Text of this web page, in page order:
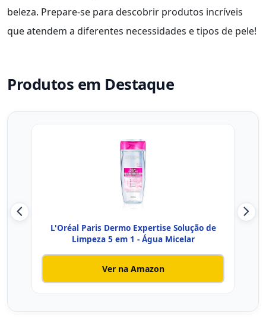
beleza. Prepare-se para descobrir produtos incríveis
que atendem a diferentes necessidades e tipos de pele!
Produtos em Destaque
L'Oréal Paris Dermo Expertise Solução de
Limpeza 5 em 1 - Água Micelar
Ver na Amazon